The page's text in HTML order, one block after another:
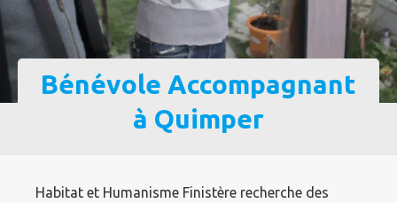
Bénévole Accompagnant
à Quimper
Habitat et Humanisme Finistère recherche des